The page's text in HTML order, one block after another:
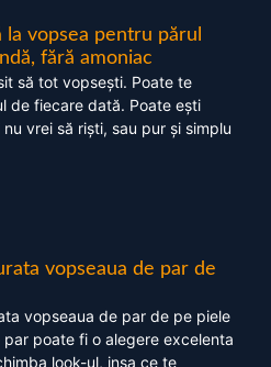
vopsea pentru părul
fără amoniac
să tot vopsești. Poate te
de fiecare dată. Poate ești
vrei să riști, sau pur și simplu
vopseaua de par de
vopseaua de par de pe piele
par poate fi o alegere excelenta
look-ul, insa ce te